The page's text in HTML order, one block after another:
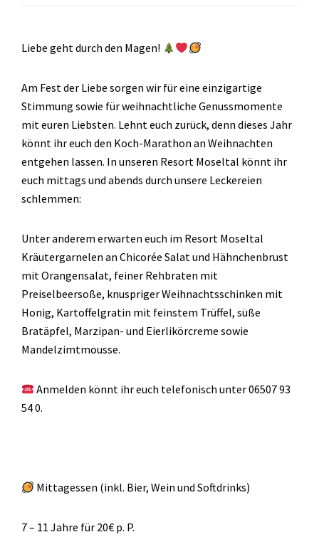
Liebe geht durch den Magen!
Am Fest der Liebe sorgen wir für eine einzigartige
Stimmung sowie für weihnachtliche Genussmomente
mit euren Liebsten. Lehnt euch zurück, denn dieses Jahr
könnt ihr euch den Koch-Marathon an Weihnachten
entgehen lassen. In unseren Resort Moseltal könnt ihr
euch mittags und abends durch unsere Leckereien
schlemmen:
Unter anderem erwarten euch im Resort Moseltal
Kräutergarnelen an Chicorée Salat und Hähnchenbrust
mit Orangensalat, feiner Rehbraten mit
Preiselbeersoße, knuspriger Weihnachtsschinken mit
Honig, Kartoffelgratin mit feinstem Trüffel, süße
Bratäpfel, Marzipan- und Eierlikörcreme sowie
Mandelzimtmousse.
Anmelden könnt ihr euch telefonisch unter 06507 93
54 0.
Mittagessen (inkl. Bier, Wein und Softdrinks)
7 – 11 Jahre für 20€ p. P.